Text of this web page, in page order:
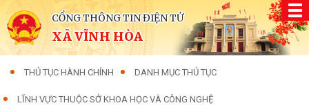
CỔNG THÔNG TIN ĐIỆN TỬ
XÃ VĨNH HÒA
THỦ TỤC HÀNH CHÍNH DANH MỤC THỦ TỤC
LĨNH VỰC THUỘC SỞ KHOA HỌC VÀ CÔNG NGHỆ